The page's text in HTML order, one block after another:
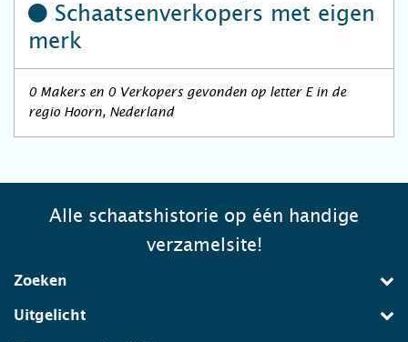
Schaatsenverkopers met eigen
merk
0 Makers en 0 Verkopers gevonden op letter E in de
regio Hoorn, Nederland
Alle schaatshistorie op één handige
verzamelsite!
Zoeken
Uitgelicht